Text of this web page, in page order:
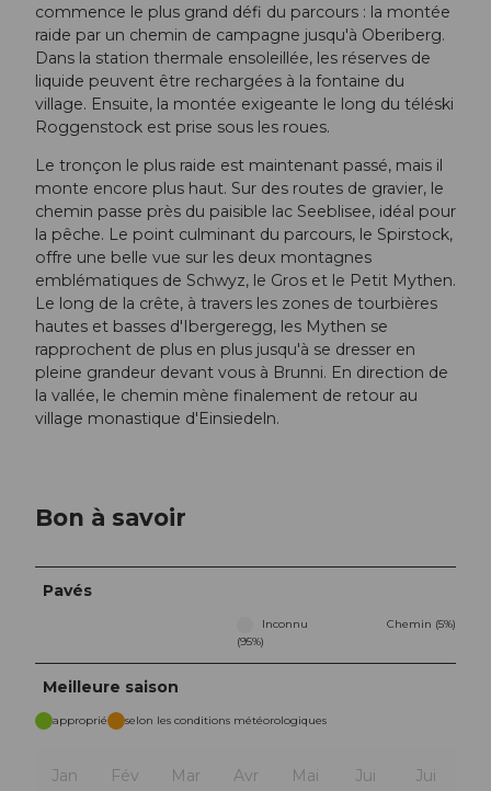
commence le plus grand défi du parcours : la montée
raide par un chemin de campagne jusqu'à Oberiberg.
Dans la station thermale ensoleillée, les réserves de
liquide peuvent être rechargées à la fontaine du
village. Ensuite, la montée exigeante le long du téléski
Roggenstock est prise sous les roues.
Le tronçon le plus raide est maintenant passé, mais il
monte encore plus haut. Sur des routes de gravier, le
chemin passe près du paisible lac Seeblisee, idéal pour
la pêche. Le point culminant du parcours, le Spirstock,
offre une belle vue sur les deux montagnes
emblématiques de Schwyz, le Gros et le Petit Mythen.
Le long de la crête, à travers les zones de tourbières
hautes et basses d'Ibergeregg, les Mythen se
rapprochent de plus en plus jusqu'à se dresser en
pleine grandeur devant vous à Brunni. En direction de
la vallée, le chemin mène finalement de retour au
village monastique d'Einsiedeln.
Bon à savoir
Pavés
Inconnu
(95%)
Chemin (5%)
Meilleure saison
approprié selon les conditions météorologiques
Jan Fév Mar Avr Mai Jui Jui